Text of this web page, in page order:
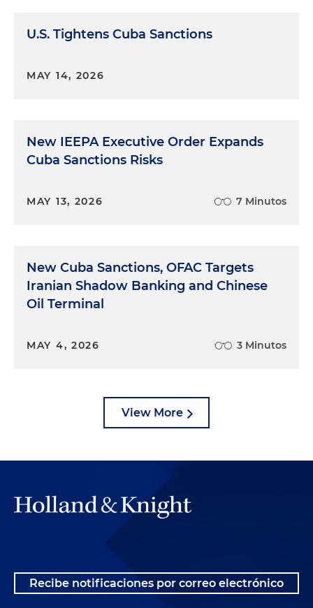
U.S. Tightens Cuba Sanctions
MAY 14, 2026
New IEEPA Executive Order Expands
Cuba Sanctions Risks
MAY 13, 2026 7 Minutos
New Cuba Sanctions, OFAC Targets
Iranian Shadow Banking and Chinese
Oil Terminal
MAY 4, 2026 3 Minutos
View More
Recibe notificaciones por correo electrónico